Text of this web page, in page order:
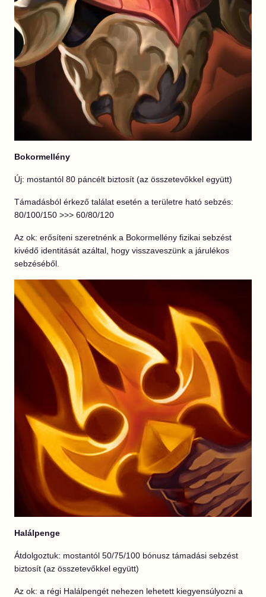
Bokormellény
Új: mostantól 80 páncélt biztosít (az összetevőkkel együtt)
Támadásból érkező találat esetén a területre ható sebzés:
80/100/150 >>> 60/80/120
Az ok: erősíteni szeretnénk a Bokormellény fizikai sebzést
kivédő identitását azáltal, hogy visszaveszünk a járulékos
sebzéséből.
Halálpenge
Átdolgoztuk: mostantól 50/75/100 bónusz támadási sebzést
biztosít (az összetevőkkel együtt)
Az ok: a régi Halálpengét nehezen lehetett kiegyensúlyozni a